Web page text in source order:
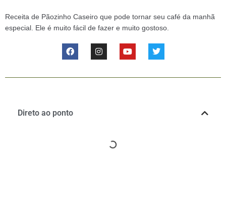
Receita de Pãozinho Caseiro que pode tornar seu café da manhã
especial. Ele é muito fácil de fazer e muito gostoso.
Direto ao ponto